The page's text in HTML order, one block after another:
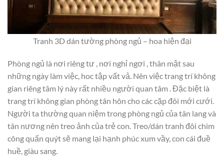
Tranh 3D dán tường phòng ngủ – hoa hiện đại
Phòng ngủ là nơi riêng tư , nơi nghỉ ngơi , thân mật sau
những ngày làm việc, hoc tập vất vả. Nên việc trang trí không
gian riêng tâm lý này rất nhiều người quan tâm . Đặc biệt là
trang trí không gian phòng tân hôn cho các cặp đôi mới cưới.
Người ta thường quan niệm trong phòng ngủ của tân lang và
tân nương nên treo ảnh của trẻ con. Treo/dán tranh đôi chim
công quấn quýt sẽ mang lại hạnh phúc xum vầy, con cái đuề
huề, giàu sang.